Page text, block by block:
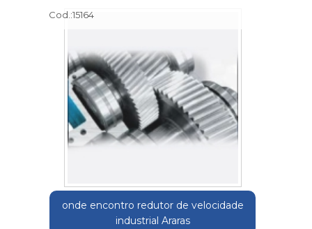
Cod.:15164
onde encontro redutor de velocidade
industrial Araras